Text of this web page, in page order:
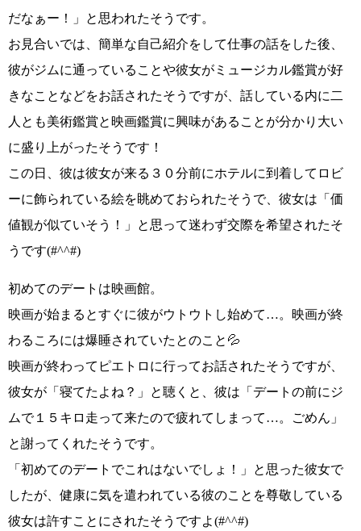
だなぁー！」
と思われたそうです。
お見合いでは、簡単な自己紹介をして仕事の話をした後、
彼がジムに通っていることや彼女がミュージカル鑑賞が好
きなことなどをお話されたそうですが、話している内に 二
人とも美術鑑賞と映画鑑賞に興味があることが分かり大い
に盛り上がったそうです！
この日、彼は彼女が来る３０分前にホテルに到着して ロビ
ーに飾られている絵を眺めておられたそうで、彼女は 「価
値観が似ていそう！」
と思って迷わず交際を希望されたそ
うです(#^^#)
初めてのデートは映画館。
映画が始まるとすぐに彼がウトウトし始めて…。映画が終
わるころには爆睡されていたとのこと💦
映画が終わってピエトロに行ってお話されたそうですが、
彼女が 「寝てたよね？」 と聴くと、彼は 「デートの前にジ
ムで１５キロ走って来たので疲れてしまって…。ごめん」
と謝ってくれたそうです。
「初めてのデートでこれはないでしょ！」
と思った彼女で
したが、 健康に気を遣われている彼のことを尊敬している
彼女は許すことにされたそうですよ(#^^#)